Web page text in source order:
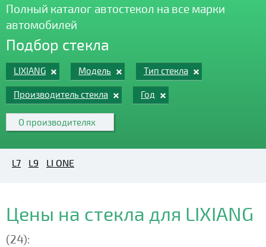
Полный каталог автостекол на все марки
автомобилей
Подбор стекла
LIXIANG Модель Тип стекла
Производитель стекла Год
О производителях
L7 L9 LI ONE
Цены на стекла для LIXIANG
(24):